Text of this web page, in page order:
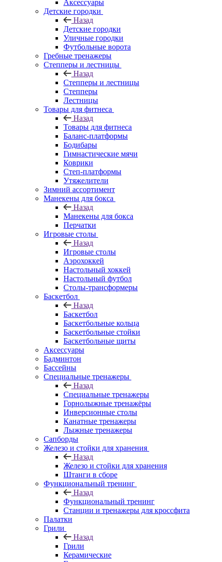
Аксессуары
Детские городки
Назад
Детские городки
Уличные городки
Футбольные ворота
Гребные тренажеры
Степперы и лестницы
Назад
Степперы и лестницы
Степперы
Лестницы
Товары для фитнеса
Назад
Товары для фитнеса
Баланс-платформы
Бодибары
Гимнастические мячи
Коврики
Степ-платформы
Утяжелители
Зимний ассортимент
Манекены для бокса
Назад
Манекены для бокса
Перчатки
Игровые столы
Назад
Игровые столы
Аэрохоккей
Настольный хоккей
Настольный футбол
Столы-трансформеры
Баскетбол
Назад
Баскетбол
Баскетбольные кольца
Баскетбольные стойки
Баскетбольные щиты
Аксессуары
Бадминтон
Бассейны
Специальные тренажеры
Назад
Специальные тренажеры
Горнолыжные тренажёры
Инверсионные столы
Канатные тренажеры
Лыжные тренажеры
Сапборды
Железо и стойки для хранения
Назад
Железо и стойки для хранения
Штанги в сборе
Функциональный тренинг
Назад
Функциональный тренинг
Станции и тренажеры для кроссфита
Палатки
Грили
Назад
Грили
Керамические